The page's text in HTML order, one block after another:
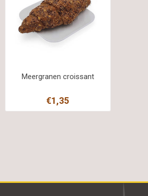
Meergranen croissant
€1,35